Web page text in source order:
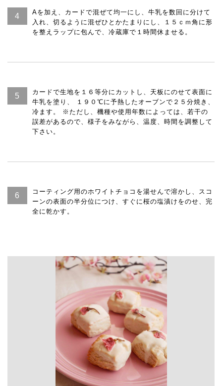
Aを加え、カードで混ぜて均一にし、牛乳を数回に分けて
入れ、切るように混ぜひとかたまりにし、１５ｃｍ角に形
を整えラップに包んで、冷蔵庫で１時間休ませる。
カードで生地を１６等分にカットし、天板にのせて表面に
牛乳を塗り、 １９０℃に予熱したオーブンで２５分焼き、
冷ます。 ※ただし、機種や使用年数によっては、若干の
誤差があるので、様子をみながら、温度、時間を調整して
下さい。
コーティング用のホワイトチョコを湯せんで溶かし、スコ
ーンの表面の半分位につけ、すぐに桜の塩漬けをのせ、完
全に乾かす。